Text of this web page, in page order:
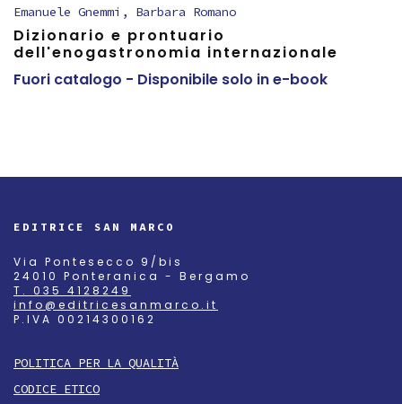
Emanuele Gnemmi , Barbara Romano
Dizionario e prontuario
dell'enogastronomia internazionale
Fuori catalogo - Disponibile solo in e-book
EDITRICE SAN MARCO
Via Pontesecco 9/bis
24010 Ponteranica - Bergamo
T. 035 4128249
info@editricesanmarco.it
P.IVA 00214300162
POLITICA PER LA QUALITÀ
CODICE ETICO